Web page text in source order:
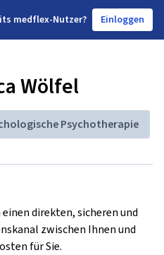
medflex-Nutzer? Einloggen
Wölfel
Psychotherapie
direkten, sicheren und
zwischen Ihnen und
für Sie.